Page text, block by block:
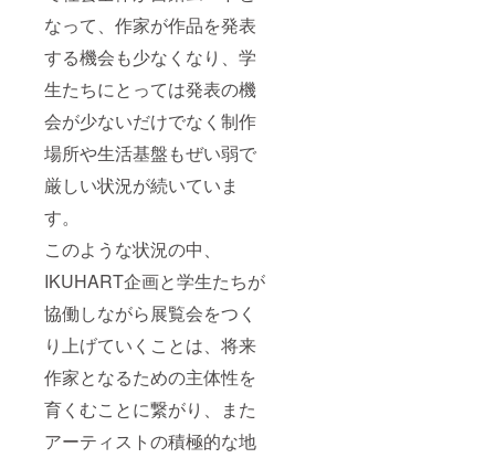
なって、作家が作品を発表
する機会も少なくなり、学
生たちにとっては発表の機
会が少ないだけでなく制作
場所や生活基盤もぜい弱で
厳しい状況が続いていま
す。
このような状況の中、
IKUHART企画と学生たちが
協働しながら展覧会をつく
り上げていくことは、将来
作家となるための主体性を
育くむことに繋がり、また
アーティストの積極的な地